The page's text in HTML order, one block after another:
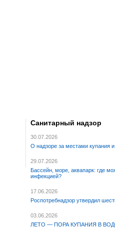
Санитарный надзор
30.07.2026
О надзоре за местами купания
29.07.2026
Бассейн, море, аквапарк: где
инфекцией?
17.06.2026
Роспотребнадзор утвердил
03.06.2026
ЛЕТО — ПОРА КУПАНИЯ В